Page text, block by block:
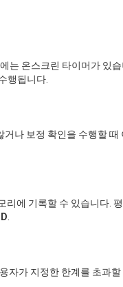
에는 온스크린 타이머가 있
행됩니다.
나 보정 확인을 수행할 때
리에 기록할 수 있습니다.
자가 지정한 한계를 초과